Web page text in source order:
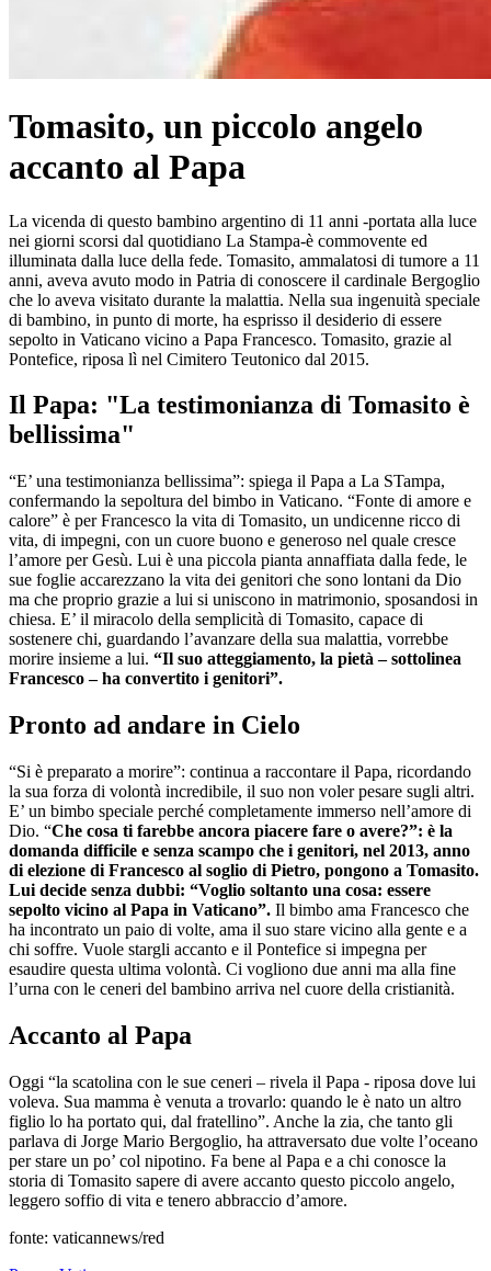
Tomasito, un piccolo angelo
accanto al Papa
La vicenda di questo bambino argentino di 11 anni -portata alla luce
nei giorni scorsi dal quotidiano La Stampa-è commovente ed
illuminata dalla luce della fede. Tomasito, ammalatosi di tumore a 11
anni, aveva avuto modo in Patria di conoscere il cardinale Bergoglio
che lo aveva visitato durante la malattia. Nella sua ingenuità speciale
di bambino, in punto di morte, ha esprisso il desiderio di essere
sepolto in Vaticano vicino a Papa Francesco. Tomasito, grazie al
Pontefice, riposa lì nel Cimitero Teutonico dal 2015.
Il Papa: "La testimonianza di Tomasito è
bellissima"
“E’ una testimonianza bellissima”: spiega il Papa a La STampa,
confermando la sepoltura del bimbo in Vaticano. “Fonte di amore e
calore” è per Francesco la vita di Tomasito, un undicenne ricco di
vita, di impegni, con un cuore buono e generoso nel quale cresce
l’amore per Gesù. Lui è una piccola pianta annaffiata dalla fede, le
sue foglie accarezzano la vita dei genitori che sono lontani da Dio
ma che proprio grazie a lui si uniscono in matrimonio, sposandosi in
chiesa. E’ il miracolo della semplicità di Tomasito, capace di
sostenere chi, guardando l’avanzare della sua malattia, vorrebbe
morire insieme a lui. “Il suo atteggiamento, la pietà – sottolinea
Francesco – ha convertito i genitori”.
Pronto ad andare in Cielo
“Si è preparato a morire”: continua a raccontare il Papa, ricordando
la sua forza di volontà incredibile, il suo non voler pesare sugli altri.
E’ un bimbo speciale perché completamente immerso nell’amore di
Dio. “Che cosa ti farebbe ancora piacere fare o avere?”: è la
domanda difficile e senza scampo che i genitori, nel 2013, anno
di elezione di Francesco al soglio di Pietro, pongono a Tomasito.
Lui decide senza dubbi: “Voglio soltanto una cosa: essere
sepolto vicino al Papa in Vaticano”. Il bimbo ama Francesco che
ha incontrato un paio di volte, ama il suo stare vicino alla gente e a
chi soffre. Vuole stargli accanto e il Pontefice si impegna per
esaudire questa ultima volontà. Ci vogliono due anni ma alla fine
l’urna con le ceneri del bambino arriva nel cuore della cristianità.
Accanto al Papa
Oggi “la scatolina con le sue ceneri – rivela il Papa - riposa dove lui
voleva. Sua mamma è venuta a trovarlo: quando le è nato un altro
figlio lo ha portato qui, dal fratellino”. Anche la zia, che tanto gli
parlava di Jorge Mario Bergoglio, ha attraversato due volte l’oceano
per stare un po’ col nipotino. Fa bene al Papa e a chi conosce la
storia di Tomasito sapere di avere accanto questo piccolo angelo,
leggero soffio di vita e tenero abbraccio d’amore.
fonte: vaticannews/red